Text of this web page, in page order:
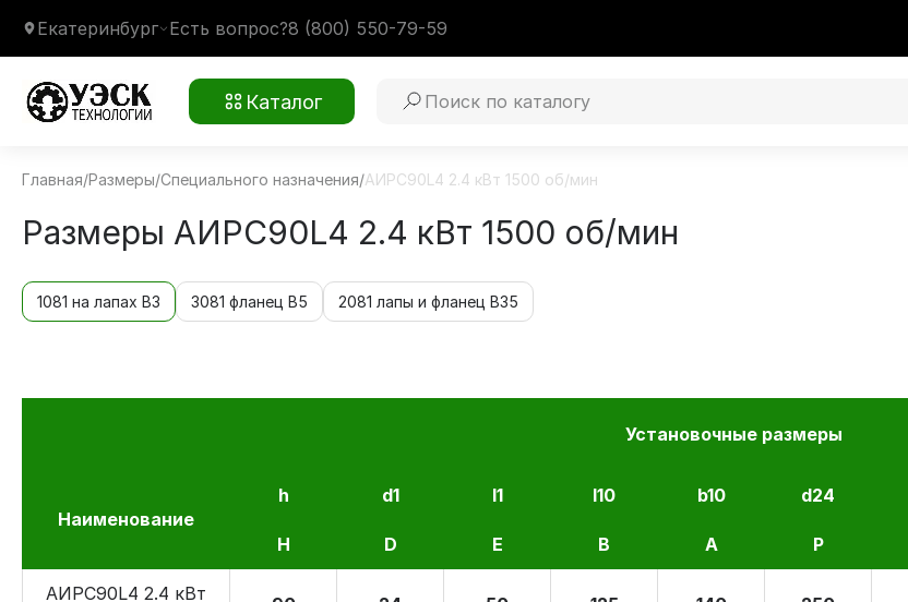
Екатеринбург Есть вопрос?8 (800) 550-79-59
Каталог
Главная/Размеры/Специального назначения/АИРС90L4 2.4 кВт 1500 об/мин
Размеры АИРС90L4 2.4 кВт 1500 об/мин
1081 на лапах В3 3081 фланец В5 2081 лапы и фланец В35
Установочные размеры
Наименование
h d1 l1 l10 b10 d24
H D E B A P
АИРС90L4 2.4 кВт